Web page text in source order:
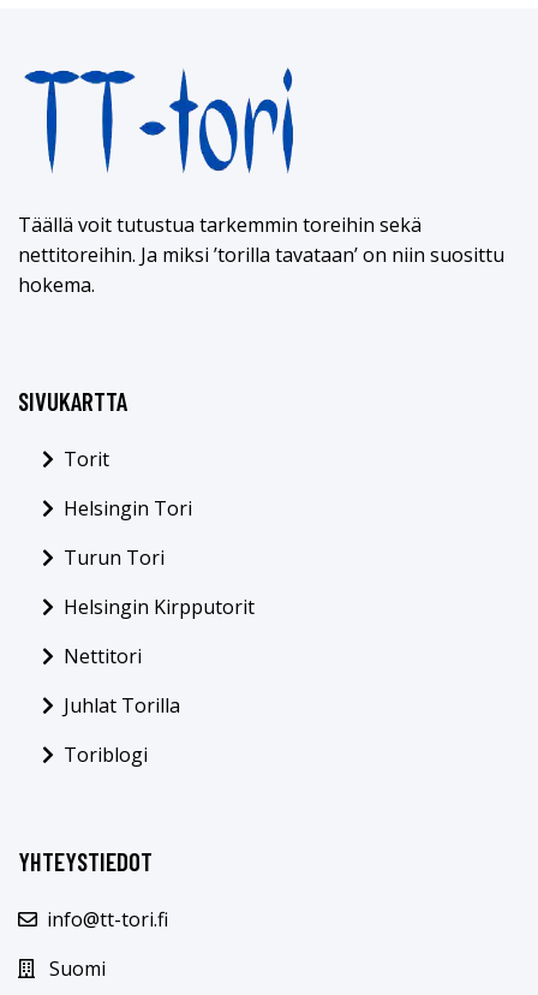
Täällä voit tutustua tarkemmin toreihin sekä
nettitoreihin. Ja miksi ’torilla tavataan’ on niin suosittu
hokema.
SIVUKARTTA
Torit
Helsingin Tori
Turun Tori
Helsingin Kirpputorit
Nettitori
Juhlat Torilla
Toriblogi
YHTEYSTIEDOT
info@tt-tori.fi
Suomi